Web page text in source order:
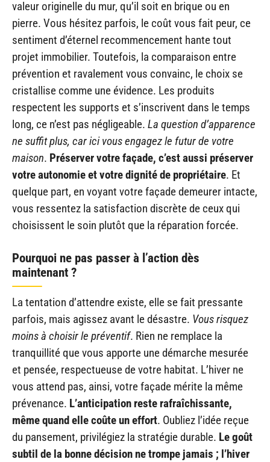
valeur originelle du mur, qu’il soit en brique ou en
pierre. Vous hésitez parfois, le coût vous fait peur, ce
sentiment d’éternel recommencement hante tout
projet immobilier. Toutefois, la comparaison entre
prévention et ravalement vous convainc, le choix se
cristallise comme une évidence. Les produits
respectent les supports et s’inscrivent dans le temps
long, ce n’est pas négligeable. La question d’apparence
ne suffit plus, car ici vous engagez le futur de votre
maison. Préserver votre façade, c’est aussi préserver
votre autonomie et votre dignité de propriétaire. Et
quelque part, en voyant votre façade demeurer intacte,
vous ressentez la satisfaction discrète de ceux qui
choisissent le soin plutôt que la réparation forcée.
Pourquoi ne pas passer à l’action dès
maintenant ?
La tentation d’attendre existe, elle se fait pressante
parfois, mais agissez avant le désastre. Vous risquez
moins à choisir le préventif. Rien ne remplace la
tranquillité que vous apporte une démarche mesurée
et pensée, respectueuse de votre habitat. L’hiver ne
vous attend pas, ainsi, votre façade mérite la même
prévenance. L’anticipation reste rafraîchissante,
même quand elle coûte un effort. Oubliez l’idée reçue
du pansement, privilégiez la stratégie durable. Le goût
subtil de la bonne décision ne trompe jamais ; l’hiver